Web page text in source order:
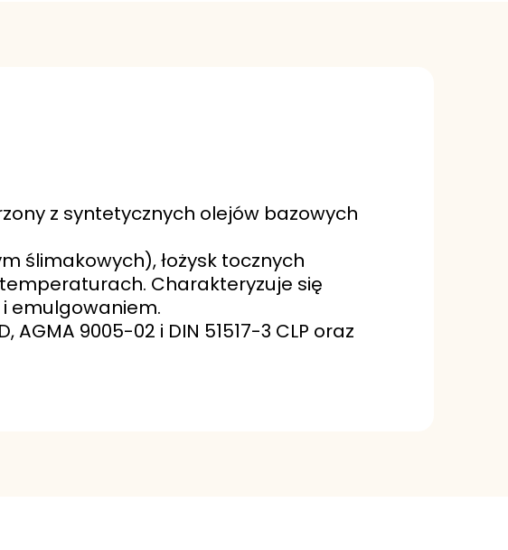
z syntetycznych olejów bazowych
ślimakowych), łożysk tocznych
Charakteryzuje się
emulgowaniem.
AGMA 9005-02 i DIN 51517-3 CLP oraz